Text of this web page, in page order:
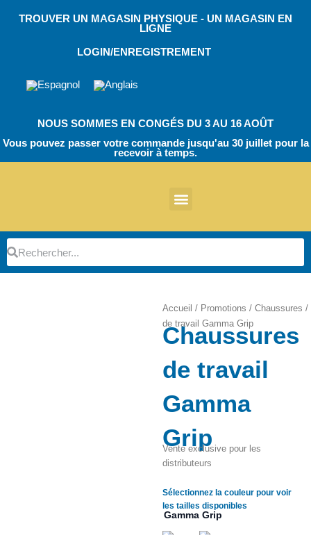
TROUVER UN MAGASIN PHYSIQUE - UN MAGASIN EN
LIGNE
LOGIN/ENREGISTREMENT
NOUS SOMMES EN CONGÉS DU 3 AU 16 AOÛT
Vous pouvez passer votre commande jusqu'au 30 juillet pour la
recevoir à temps.
Rechercher
Rechercher
Zoom
Accueil / Promotions / Chaussures /
de travail Gamma Grip
Chaussures
de travail
Gamma
Grip
Vente exclusive pour les
distributeurs
Sélectionnez la couleur pour voir
les tailles disponibles
Gamma Grip